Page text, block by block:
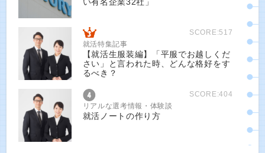
い有名企業32社」
SCORE:517
就活特集記事
【就活生服装編】「平服でお越しくだ
さい」と言われた時、どんな格好をす
るべき？
SCORE:404
リアルな選考情報・体験談
就活ノートの作り方